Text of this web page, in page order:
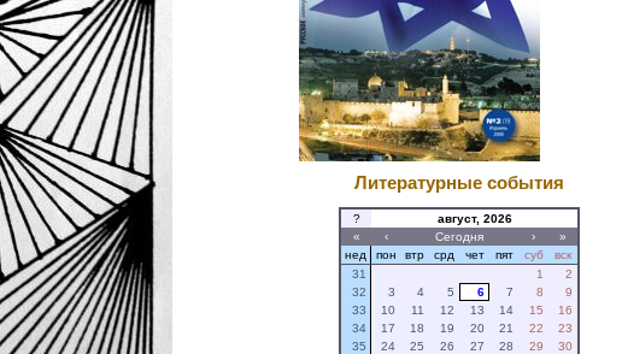
Литературные события
?
август, 2026
«
‹ Сегодня ›
»
нед
пон втр срд чет пят суб
вск
31
1
2
32
3 4 5 6 7 8
9
33
10 11 12 13 14 15
16
34
17 18 19 20 21 22
23
35
24 25 26 27 28 29
30